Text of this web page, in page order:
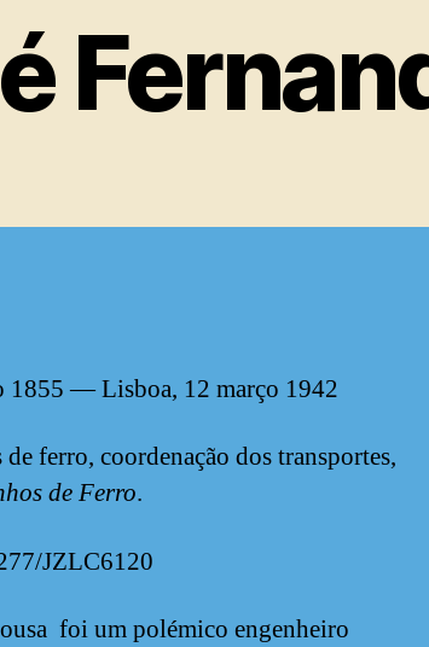
1855 — Lisboa, 12 março 1942
ferro, coordenação dos transportes,
de Ferro.
JZLC6120
foi um polémico engenheiro